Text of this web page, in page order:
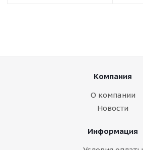
Компания
О компании
Новости
Информация